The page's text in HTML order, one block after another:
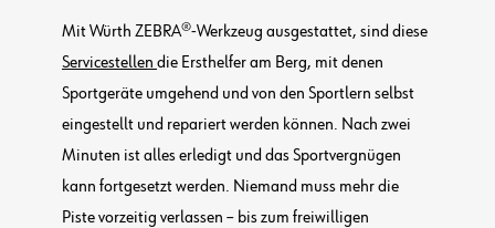
Mit Würth ZEBRA®-Werkzeug ausgestattet, sind diese
Servicestellen die Ersthelfer am Berg, mit denen
Sportgeräte umgehend und von den Sportlern selbst
eingestellt und repariert werden können. Nach zwei
Minuten ist alles erledigt und das Sportvergnügen
kann fortgesetzt werden. Niemand muss mehr die
Piste vorzeitig verlassen – bis zum freiwilligen